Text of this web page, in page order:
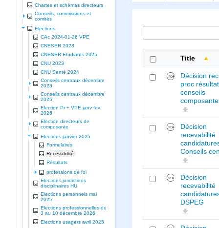
Chartes et schèmas directeurs
Conseils, commissions et
comités
Elections
CAc 2024-01-26 VPE
CNESER 2023
CNESER Etudiants 2025
CNU 2023
CNU Santé 2024
Conseils centraux décembre
2023
Conseils centraux décembre
2025
Election Pr + VPE janv fev
2026
Election directeurs de
composante
Elections janvier 2025
Formulaires
Recevabilité
Résultats
professions de foi
Elections juridictions
disciplinaires HU
Elections personnels mai
2025
Elections professionnelles du
3 au 10 décembre 2026
Elections usagers avril 2025
Title
Décision
proc
conseils
Décision
recevabilité
Conseils
Décision
recevabilité
DSPEG